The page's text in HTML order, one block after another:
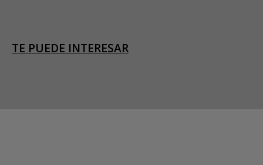
TE PUEDE INTERESAR